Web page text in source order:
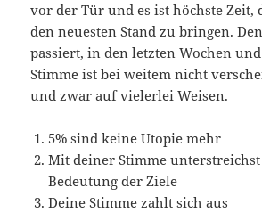
vor der Tür und es ist höchste
den neuesten Stand zu bringen.
passiert, in den letzten Wochen
Stimme ist bei weitem nicht
und zwar auf vielerlei Weisen.
5% sind keine Utopie mehr
Mit deiner Stimme
Bedeutung der Ziele
Deine Stimme zahlt sich aus